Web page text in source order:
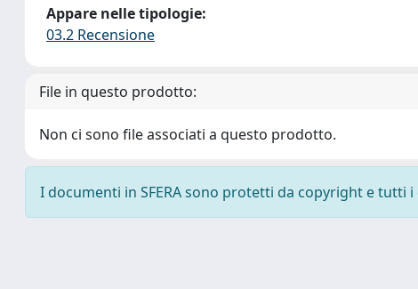
Appare nelle tipologie:
03.2 Recensione
File in questo prodotto:
Non ci sono file associati a questo prodotto.
I documenti in SFERA sono protetti da copyright e tutti